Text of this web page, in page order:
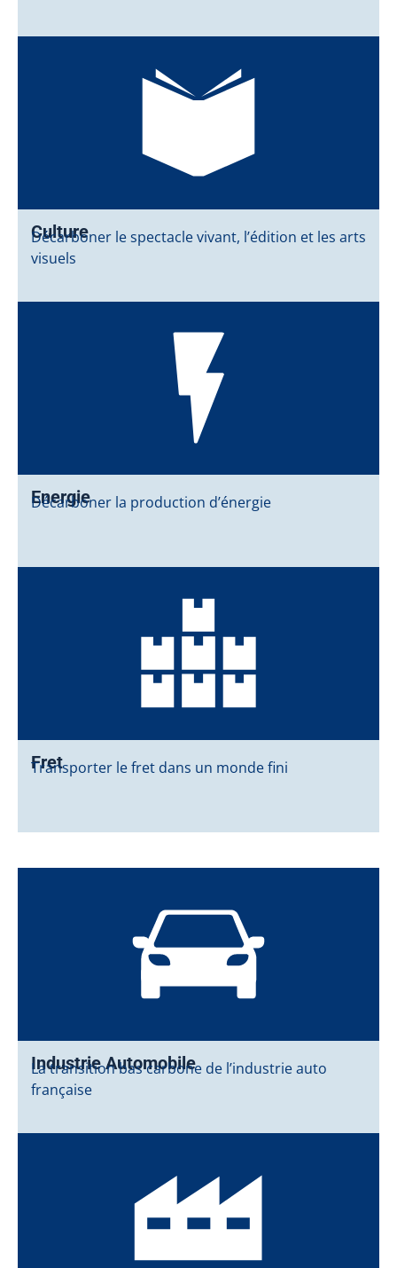
Culture
Décarboner le spectacle vivant, l’édition et les arts
visuels
Energie
Décarboner la production d’énergie
Fret
Transporter le fret dans un monde fini
Industrie Automobile
La transition bas carbone de l’industrie auto
française